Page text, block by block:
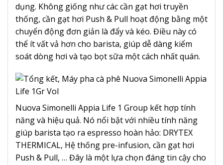
dụng. Không giống như các cần gạt hơi truyền
thống, cần gạt hơi Push & Pull hoạt động bằng một
chuyển động đơn giản là đẩy và kéo. Điều này có
thể ít vất vả hơn cho barista, giúp dễ dàng kiểm
soát dòng hơi và tạo bọt sữa một cách nhất quán.
Nuova Simonelli Appia Life 1 Group kết hợp tính
năng và hiệu quả. Nó nổi bật với nhiều tính năng
giúp barista tạo ra espresso hoàn hảo: DRYTEX
THERMICAL, Hệ thống pre-infusion, cần gạt hơi
Push & Pull, … Đây là một lựa chọn đáng tin cậy cho